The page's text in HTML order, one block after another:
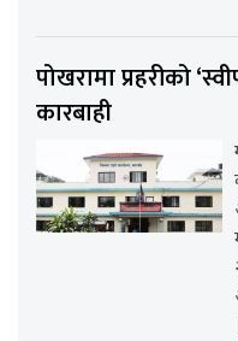
पोखरामा प्रहरीको
कारबाही